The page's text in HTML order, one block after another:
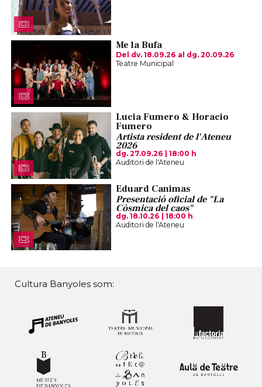
Me la Bufa
Del dv. 18.09.26 al dg. 20.09.26
Teatre Municipal
Lucia Fumero & Horacio
Fumero
Artista resident de l'Ateneu
2026
dg. 27.09.26 | 18:00 h
Auditori de l'Ateneu
Eduard Canimas
Presentació oficial de "La
Còsmica del caos"
dg. 18.10.26 | 18:00 h
Auditori de l'Ateneu
Cultura Banyoles som: